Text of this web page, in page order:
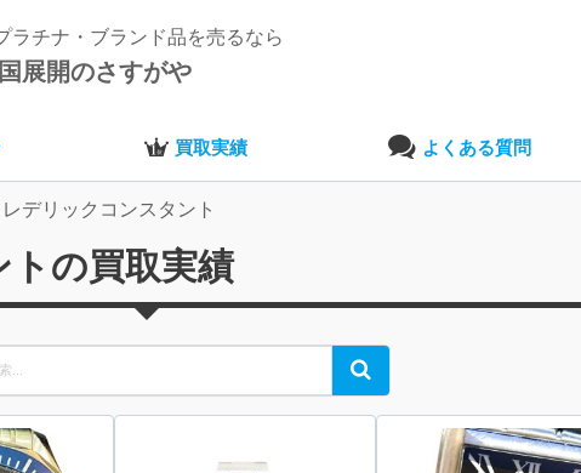
ラチナ・ブランド品を売るなら
展開のさすがや
買取実績 よくある質問
デリックコンスタント
の買取実績
Search